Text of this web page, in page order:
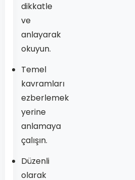
dikkatle
ve
anlayarak
okuyun.
Temel
kavramları
ezberlemek
yerine
anlamaya
çalışın.
Düzenli
olarak